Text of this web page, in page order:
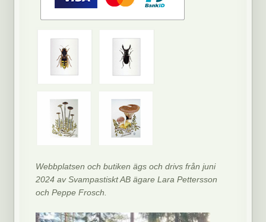
Webbplatsen och butiken ägs och drivs från juni
2024 av Svampastiskt AB ägare Lara Pettersson
och Peppe Frosch.